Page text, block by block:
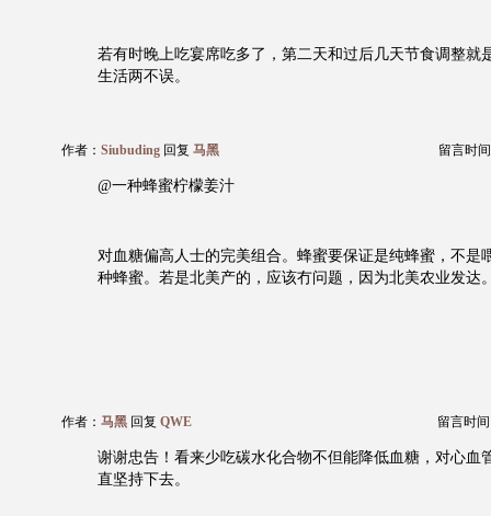
若有时晚上吃宴席吃多了，第二天和过后几天节食调整就
生活两不误。
作者： Siubuding 回复 马黑 留言时
@一种蜂蜜柠檬姜汁
对血糖偏高人士的完美组合。蜂蜜要保证是纯蜂蜜，不是
种蜂蜜。若是北美产的，应该冇问题，因为北美农业发达
作者： 马黑 回复 QWE 留言时间
谢谢忠告！看来少吃碳水化合物不但能降低血糖，对心血
直坚持下去。